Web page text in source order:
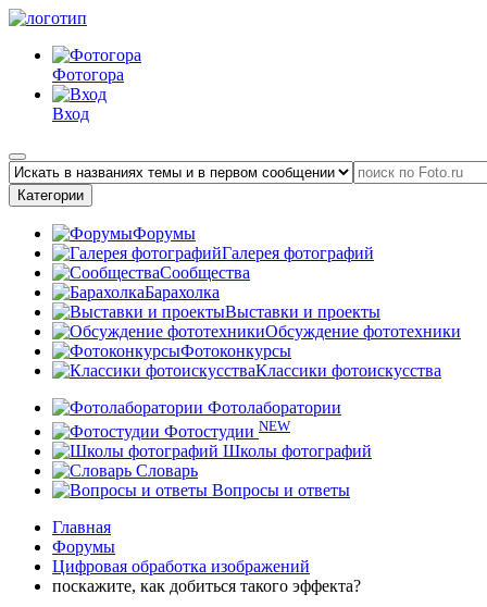
Фотогора
Вход
Категории
Форумы
Галерея фотографий
Сообщества
Барахолка
Выставки и проекты
Обсуждение фототехники
Фотоконкурсы
Классики фотоискусства
Фотолаборатории
Фотостудии NEW
Школы фотографий
Словарь
Вопросы и ответы
Главная
Форумы
Цифровая обработка изображений
поскажите, как добиться такого эффекта?